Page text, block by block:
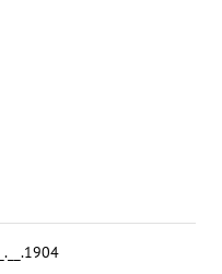
__.__.1904